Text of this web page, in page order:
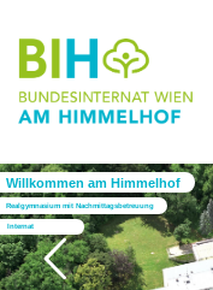
Willkommen am Himmelhof
Realgymnasium mit Nachmittagsbetreuung
Internat